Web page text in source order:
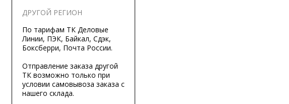
ДРУГОЙ РЕГИОН
По тарифам ТК Деловые
Линии, ПЭК, Байкал, Сдэк,
Боксберри, Почта России.
Отправление заказа другой
ТК возможно только при
условии самовывоза заказа с
нашего склада.